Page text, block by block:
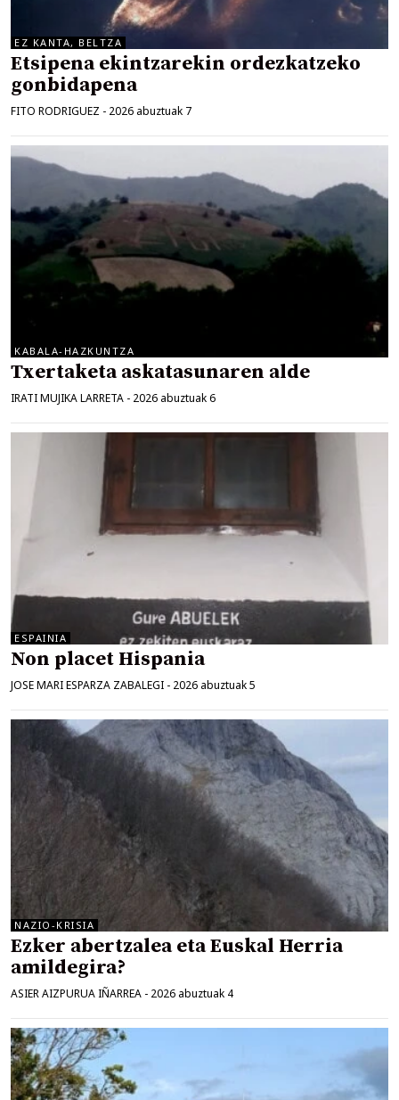
EZ KANTA, BELTZA
Etsipena ekintzarekin ordezkatzeko
gonbidapena
FITO RODRIGUEZ - 2026 abuztuak 7
KABALA-HAZKUNTZA
Txertaketa askatasunaren alde
IRATI MUJIKA LARRETA - 2026 abuztuak 6
ESPAINIA
Non placet Hispania
JOSE MARI ESPARZA ZABALEGI - 2026 abuztuak 5
NAZIO-KRISIA
Ezker abertzalea eta Euskal Herria
amildegira?
ASIER AIZPURUA IÑARREA - 2026 abuztuak 4